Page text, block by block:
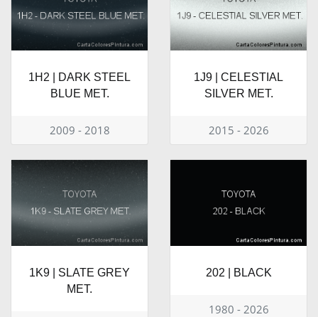
1H2 | DARK STEEL
BLUE MET.
2009 - 2018
1J9 | CELESTIAL
SILVER MET.
2015 - 2026
1K9 | SLATE GREY
MET.
202 | BLACK
1980 - 2026